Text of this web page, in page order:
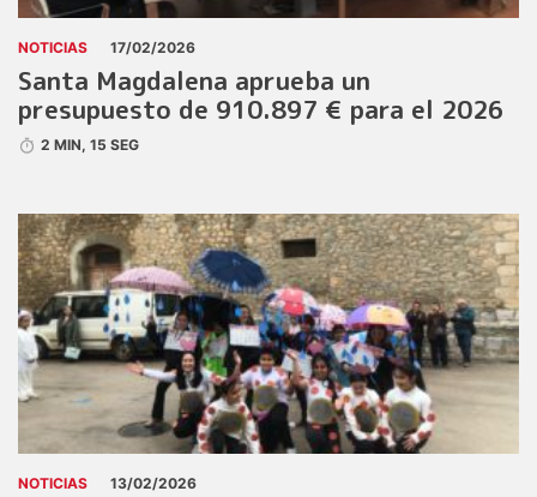
NOTICIAS 17/02/2026
Santa Magdalena aprueba un
presupuesto de 910.897 € para el 2026
2 MIN, 15 SEG
NOTICIAS 13/02/2026